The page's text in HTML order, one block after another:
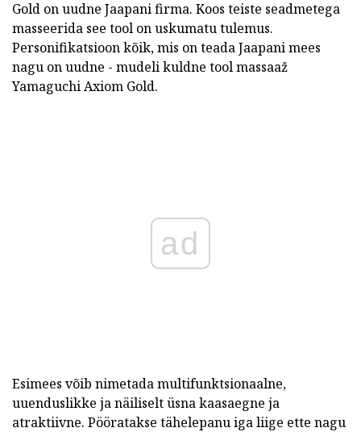
Gold on uudne Jaapani firma. Koos teiste seadmetega
masseerida see tool on uskumatu tulemus.
Personifikatsioon kõik, mis on teada Jaapani mees
nagu on uudne - mudeli kuldne tool massaaž
Yamaguchi Axiom Gold.
ad
Esimees võib nimetada multifunktsionaalne,
uuenduslikke ja näiliselt üsna kaasaegne ja
atraktiivne. Pööratakse tähelepanu iga liige ette nagu